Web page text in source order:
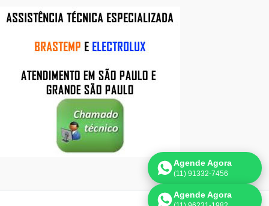
Agende Agora
(11) 91332-7456
Agende Agora